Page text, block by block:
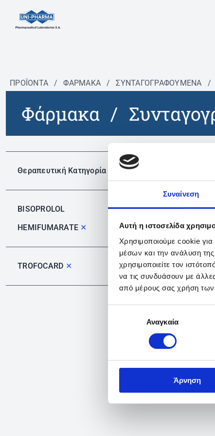
Συναίνεση
Αυτή η ιστοσελίδα
Χρησιμοποιούμε cookie
μέσων και την ανάλυση
χρησιμοποιείτε τον
να τις συνδυάσουν με
από μέρους σας χρήση των
συγκατάθεσηςΑναγκαία
Άρνηση
ΠΡΟΪΟΝΤΑ / ΦΆΡΜΑΚΑ / ΣΥΝΤΑΓΟΓΡΑΦΟΎΜΕΝΑ /
Φάρμακα /
Θεραπευτική Κατηγορία
BISOPROLOL
HEMIFUMARATE ✕
TROFOCARD ✕